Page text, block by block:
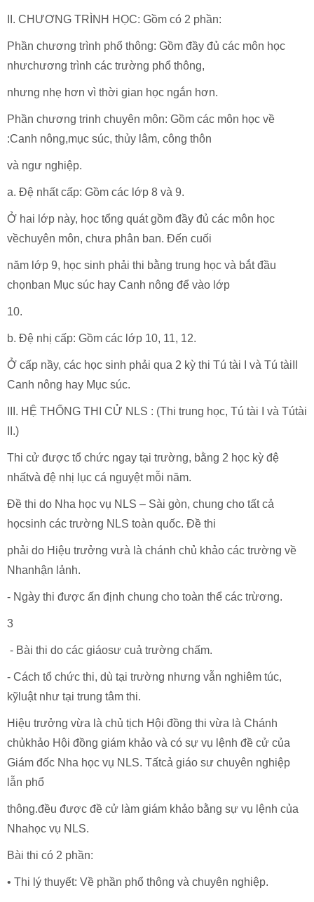
II. CHƯƠNG TRÌNH HỌC: Gồm có 2 phần:
Phần chương trình phổ thông: Gồm đầy đủ các môn học
nhưchương trình các trường phổ thông,
nhưng nhẹ hơn vì thời gian học ngắn hơn.
Phần chương trinh chuyên môn: Gồm các môn học về
:Canh nông,mục súc, thủy lâm, công thôn
và ngư nghiệp.
a. Đệ nhất cấp: Gồm các lớp 8 và 9.
Ở hai lớp này, học tổng quát gồm đầy đủ các môn học
vềchuyên môn, chưa phân ban. Đến cuối
năm lớp 9, học sinh phải thi bằng trung học và bắt đầu
chọnban Mục súc hay Canh nông để vào lớp
10.
b. Đệ nhị cấp: Gồm các lớp 10, 11, 12.
Ở cấp nầy, các học sinh phải qua 2 kỳ thi Tú tài I và Tú tàiII
Canh nông hay Mục súc.
III. HỆ THỐNG THI CỬ NLS : (Thi trung học, Tú tài I và Tútài
II.)
Thi cử được tổ chức ngay tại trường, bằng 2 học kỳ đệ
nhấtvà đệ nhị lục cá nguyệt mỗi năm.
Đề thi do Nha học vụ NLS – Sài gòn, chung cho tất cả
họcsinh các trường NLS toàn quốc. Đề thi
phải do Hiệu trưởng vưà là chánh chủ khảo các trường về
Nhanhận lảnh.
- Ngày thi được ấn định chung cho toàn thể các trừơng.
3
- Bài thi do các giáosư cuả trường chấm.
- Cách tổ chức thi, dù tại trường nhưng vẫn nghiêm túc,
kỹluật như tại trung tâm thi.
Hiệu trưởng vừa là chủ tịch Hội đồng thi vừa là Chánh
chủkhảo Hội đồng giám khảo và có sự vụ lệnh đề cử của
Giám đốc Nha học vụ NLS. Tấtcả giáo sư chuyên nghiệp
lẫn phổ
thông.đều được đề cử làm giám khảo bằng sự vụ lệnh của
Nhahọc vụ NLS.
Bài thi có 2 phần:
• Thi lý thuyết: Về phần phổ thông và chuyên nghiệp.